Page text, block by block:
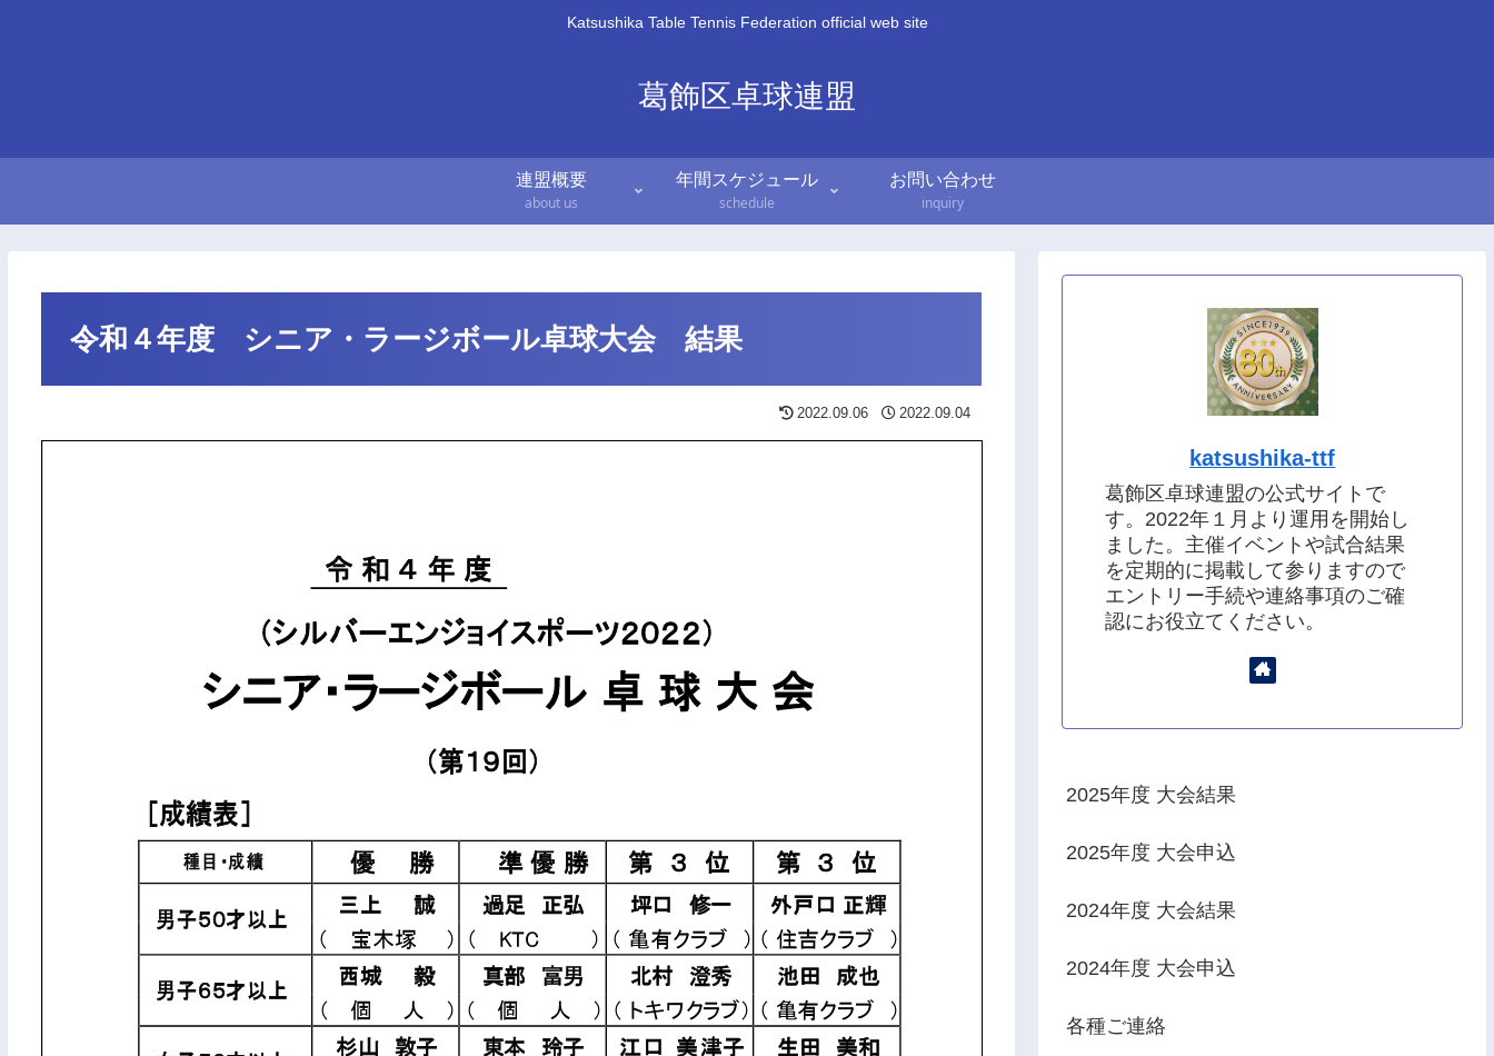
Katsushika Table Tennis Federation official web site
葛飾区卓球連盟
連盟概要
about us
年間スケジュール
schedule
お問い合わせ
inquiry
令和４年度 シニア・ラージボール卓球大会 結果
2022.09.06 2022.09.04
katsushika-ttf
葛飾区卓球連盟の公式サイトで
す。2022年１月より運用を開始し
ました。主催イベントや試合結果
を定期的に掲載して参りますので
エントリー手続や連絡事項のご確
認にお役立てください。
2025年度 大会結果
2025年度 大会申込
2024年度 大会結果
2024年度 大会申込
各種ご連絡